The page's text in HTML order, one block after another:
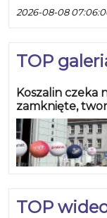
2026-08-08
TOP
Koszalin czeka
zamknięte,
TOP